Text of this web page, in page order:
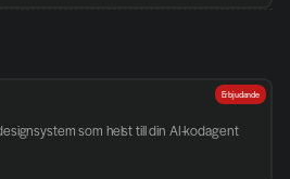
som helst till din AI-kodagent
Erbjudande